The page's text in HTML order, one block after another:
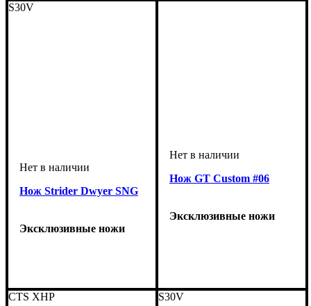
S30V
Нож Strider Dwyer SNG
Эксклюзивные ножи
Нож GT Custom #06
Эксклюзивные ножи
CTS XHP S30V